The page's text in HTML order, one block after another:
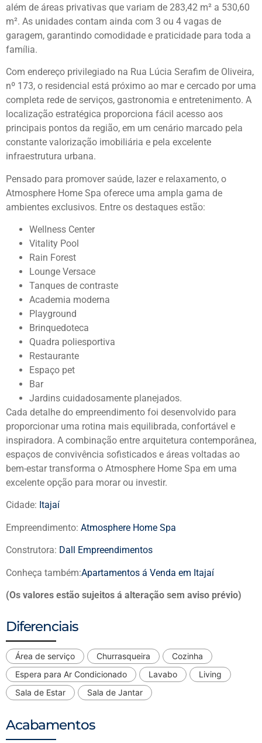
além de áreas privativas que variam de 283,42 m² a 530,60
m². As unidades contam ainda com 3 ou 4 vagas de
garagem, garantindo comodidade e praticidade para toda a
família.
Com endereço privilegiado na Rua Lúcia Serafim de Oliveira,
nº 173, o residencial está próximo ao mar e cercado por uma
completa rede de serviços, gastronomia e entretenimento. A
localização estratégica proporciona fácil acesso aos
principais pontos da região, em um cenário marcado pela
constante valorização imobiliária e pela excelente
infraestrutura urbana.
Pensado para promover saúde, lazer e relaxamento, o
Atmosphere Home Spa oferece uma ampla gama de
ambientes exclusivos. Entre os destaques estão:
Wellness Center
Vitality Pool
Rain Forest
Lounge Versace
Tanques de contraste
Academia moderna
Playground
Brinquedoteca
Quadra poliesportiva
Restaurante
Espaço pet
Bar
Jardins cuidadosamente planejados.
Cada detalhe do empreendimento foi desenvolvido para
proporcionar uma rotina mais equilibrada, confortável e
inspiradora. A combinação entre arquitetura contemporânea,
espaços de convivência sofisticados e áreas voltadas ao
bem-estar transforma o Atmosphere Home Spa em uma
excelente opção para morar ou investir.
Cidade: Itajaí
Empreendimento: Atmosphere Home Spa
Construtora: Dall Empreendimentos
Conheça também:Apartamentos á Venda em Itajaí
(Os valores estão sujeitos á alteração sem aviso prévio)
Diferenciais
Área de serviço Churrasqueira
Cozinha
Espera para Ar Condicionado
Lavabo
Living
Sala de Estar
Sala de Jantar
Acabamentos